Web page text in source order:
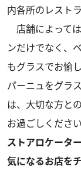
内各所のレスト
店舗によって
ンだけでなく、
もグラスでお愉
パーニュをグラ
は、大切な方と
お過ごしください
ストアロケータ
気になるお店を